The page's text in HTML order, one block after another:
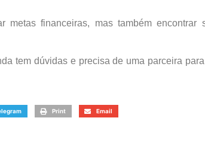
financeiras, mas também encontrar
tem dúvidas e precisa de uma parceira
Print Email